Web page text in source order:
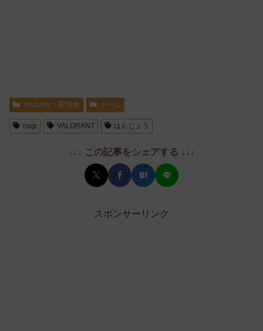
Youtuber・配信者 ゲーム
nagi VALORANT はんじょう
↓↓↓ この記事をシェアする ↓↓↓
スポンサーリンク